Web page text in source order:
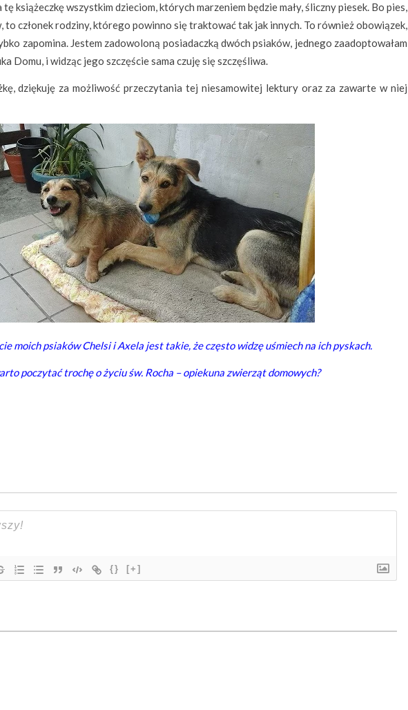
książeczkę wszystkim dzieciom, których marzeniem będzie mały, śliczny piesek. Bo pies,
członek rodziny, którego powinno się traktować tak jak innych. To również obowiązek,
zapomina. Jestem zadowoloną posiadaczką dwóch psiaków, jednego zaadoptowałam
Domu, i widząc jego szczęście sama czuję się szczęśliwa.
dziękuję za możliwość przeczytania tej niesamowitej lektury oraz za zawarte w niej
moich psiaków Chelsi i Axela jest takie, że często widzę uśmiech na ich pyskach.
poczytać trochę o życiu św. Rocha – opiekuna zwierząt domowych?
{} [+]